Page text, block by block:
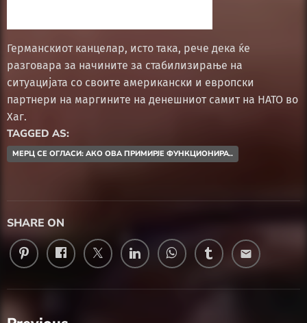
Германскиот канцелар, исто така, рече дека ќе
разговара за начините за стабилизирање на
ситуацијата со своите американски и европски
партнери на маргините на денешниот самит на НАТО во
Хаг.
TAGGED AS:
МЕРЦ СЕ ОГЛАСИ: АКО ОВА ПРИМИРЈЕ ФУНКЦИОНИРА..
SHARE ON
email